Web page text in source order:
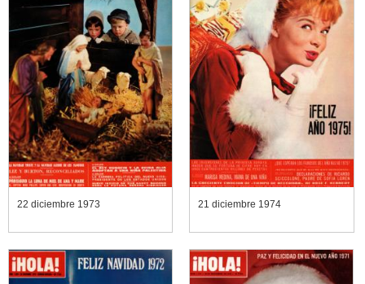
22 diciembre 1973 21 diciembre 1974